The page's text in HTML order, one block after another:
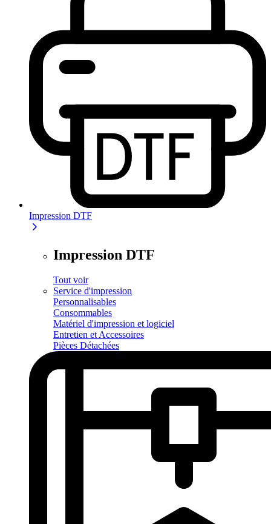
Impression DTF
Impression DTF
Tout voir
Service d'impression
Personnalisables
Consommables
Matériel d'impression et logiciel
Entretien et Accessoires
Pièces Détachées